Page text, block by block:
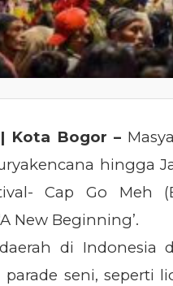
| Kota Bogor –
hingga
Cap Go Meh
New Beginning’.
di Indonesia
seni, seperti